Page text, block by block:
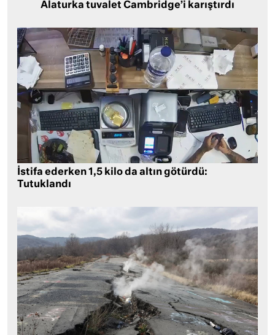
Alaturka tuvalet Cambridge’i karıştırdı
İstifa ederken 1,5 kilo da altın götürdü:
Tutuklandı